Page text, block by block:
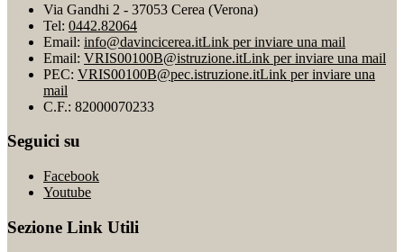
Via Gandhi 2 - 37053 Cerea (Verona)
Tel: 0442.82064
Email: info@davincicerea.itLink per inviare una mail
Email: VRIS00100B@istruzione.itLink per inviare una mail
PEC: VRIS00100B@pec.istruzione.itLink per inviare una
mail
C.F.: 82000070233
Seguici su
Facebook
Youtube
Sezione Link Utili